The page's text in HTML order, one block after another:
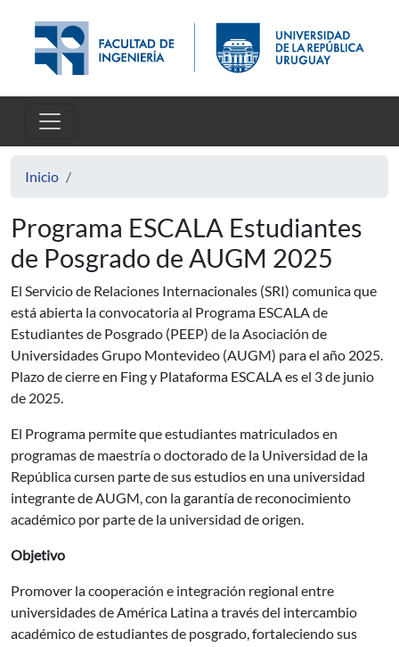
Inicio
Programa ESCALA Estudiantes
de Posgrado de AUGM 2025
El Servicio de Relaciones Internacionales (SRI) comunica que
está abierta la convocatoria al Programa ESCALA de
Estudiantes de Posgrado (PEEP) de la Asociación de
Universidades Grupo Montevideo (AUGM) para el año 2025.
Plazo de cierre en Fing y Plataforma ESCALA es el 3 de junio
de 2025.
El Programa permite que estudiantes matriculados en
programas de maestría o doctorado de la Universidad de la
República cursen parte de sus estudios en una universidad
integrante de AUGM, con la garantía de reconocimiento
académico por parte de la universidad de origen.
Objetivo
Promover la cooperación e integración regional entre
universidades de América Latina a través del intercambio
académico de estudiantes de posgrado, fortaleciendo sus